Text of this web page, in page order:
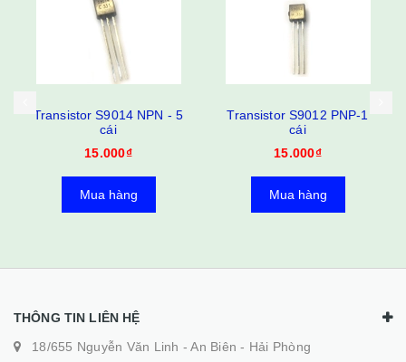
Transistor S9014 NPN - 5
cái
15.000₫
Mua hàng
Transistor S9012 PNP-1
cái
15.000₫
Mua hàng
THÔNG TIN LIÊN HỆ
18/655 Nguyễn Văn Linh - An Biên - Hải Phòng